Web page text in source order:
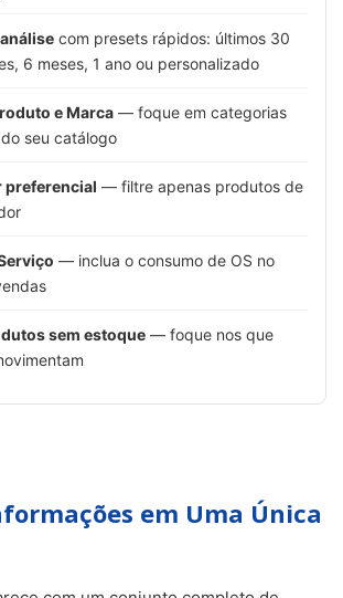
com presets rápidos: últimos 30
6 meses, 1 ano ou personalizado
e Marca — foque em categorias
seu catálogo
preferencial — filtre apenas produtos de
— inclua o consumo de OS no
sem estoque — foque nos que
em Uma Única